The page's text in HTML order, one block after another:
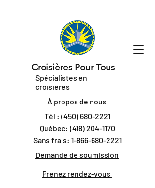
Croisières Pour Tous
Spécialistes en
croisières
À propos de nous
Tél : (450) 680-2221
Québec: (418) 204-1170
Sans frais: 1-866-680-2221
Demande de soumission
Prenez rendez-vous